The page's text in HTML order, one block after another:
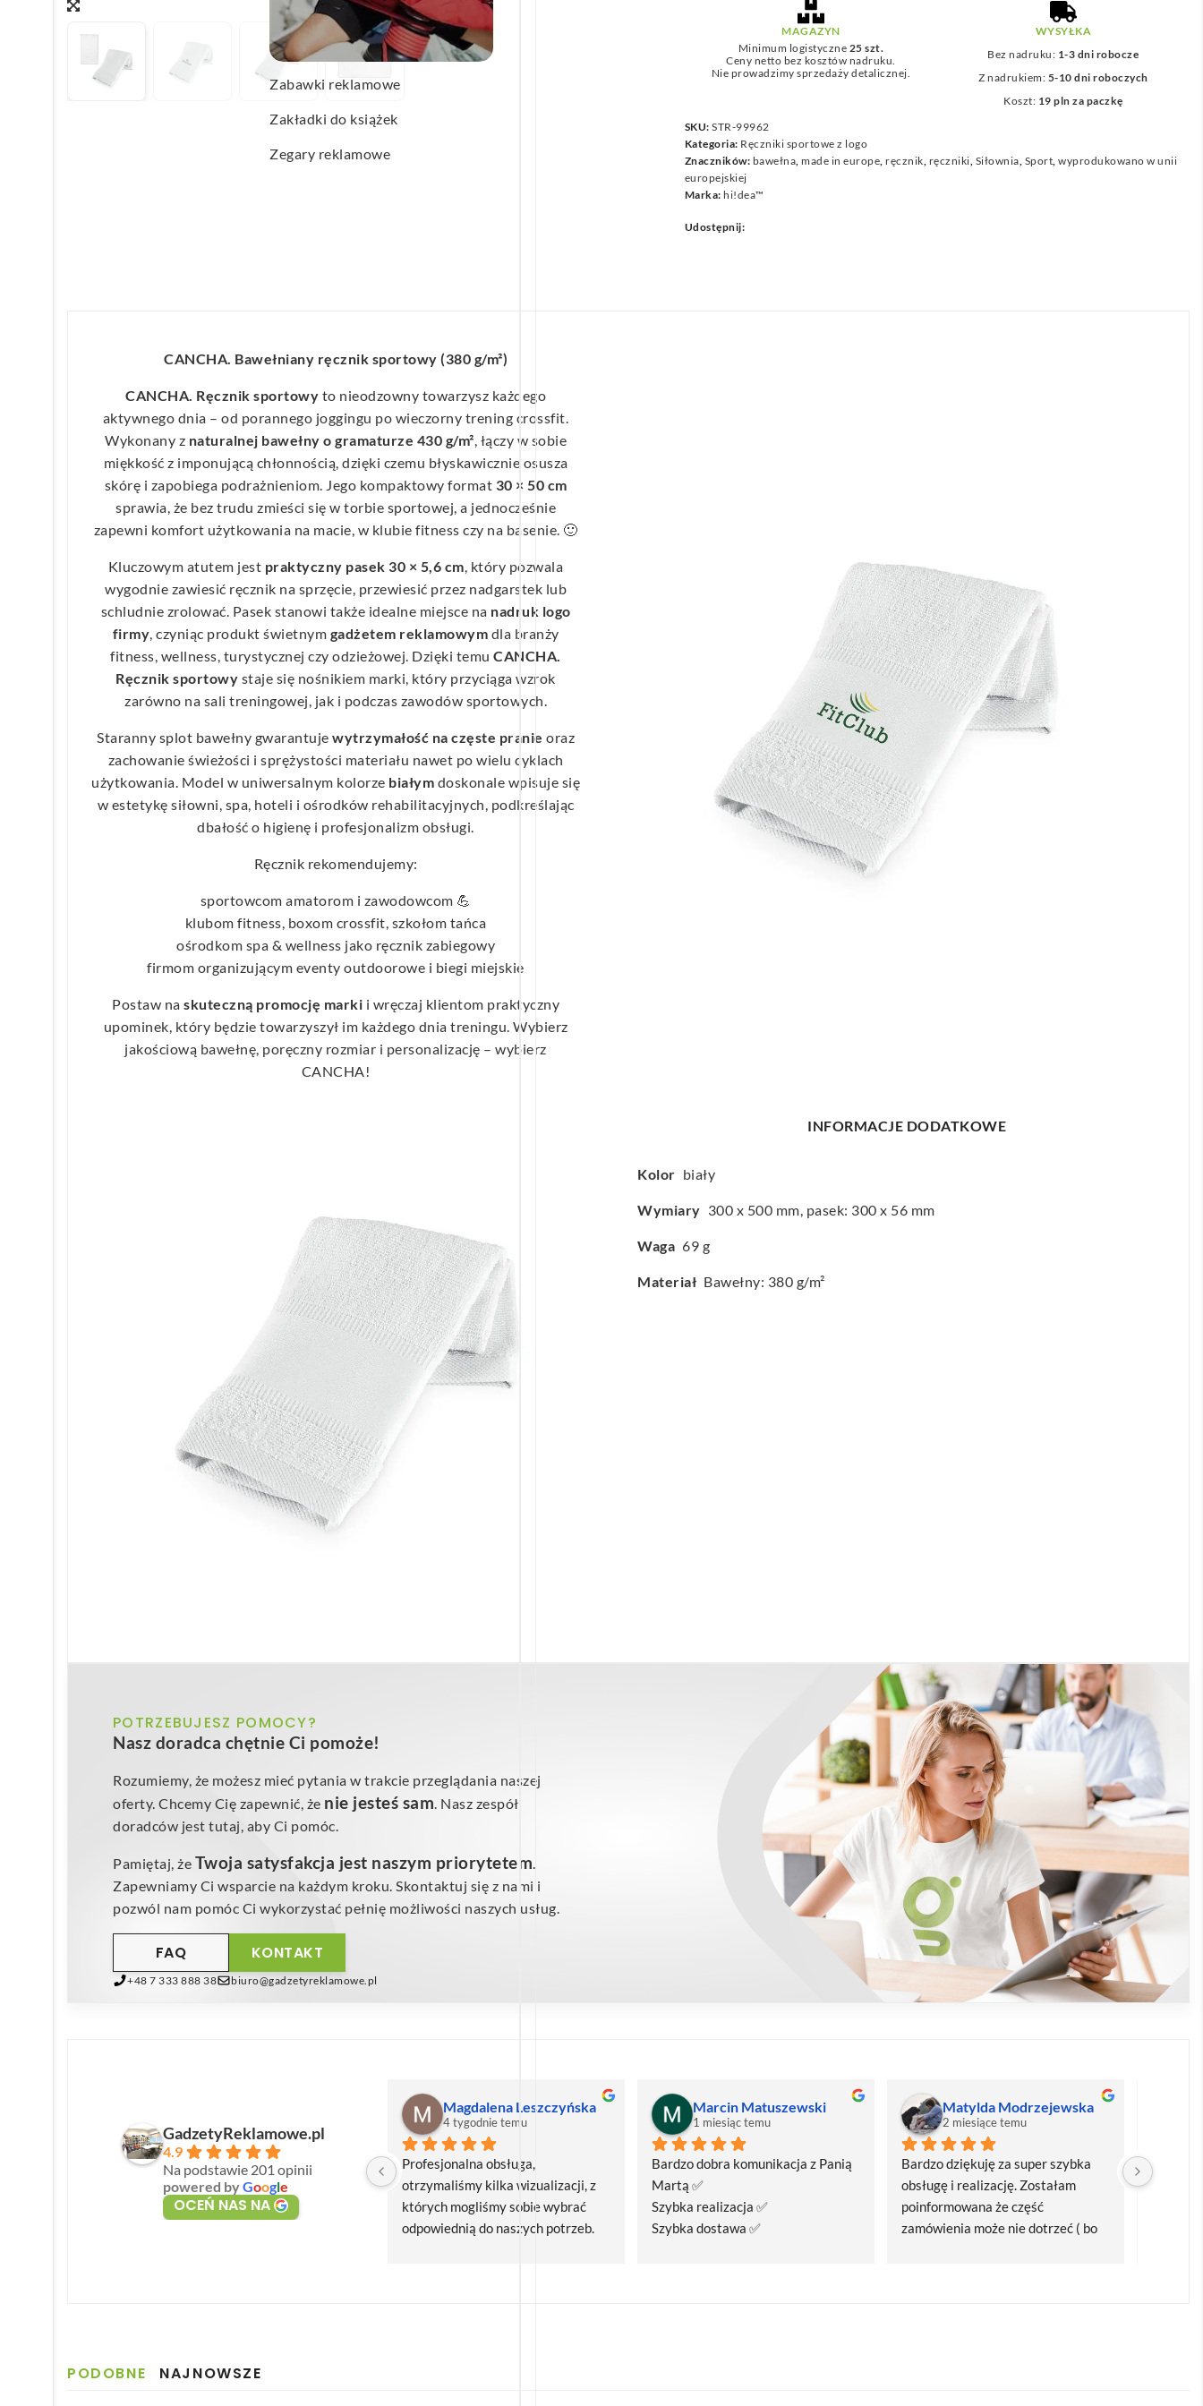
Wachlarze reklamowe
Wagi kuchenne
Zabawki reklamowe
Zakładki do książek
Zegary reklamowe
MAGAZYN
Minimum logistyczne 25 szt.
Ceny netto bez kosztów nadruku.
Nie prowadzimy sprzedaży detalicznej.
WYSYŁKA
Bez nadruku: 1-3 dni robocze
Z nadrukiem: 5-10 dni roboczych
Koszt: 19 pln za paczkę
SKU:STR-99962
Kategoria: Ręczniki sportowe z logo
Znaczników: bawełna ,made in europe ,ręcznik ręczniki Siłownia Sport ,wyprodukowano w unii
europejskiej
Marka:hi!dea™
Udostępnij:
CANCHA. Bawełniany ręcznik sportowy (380 g/m²)
CANCHA. Ręcznik sportowy to nieodzowny towarzysz każdego
aktywnego dnia – od porannego joggingu po wieczorny trening crossfit.
Wykonany z naturalnej bawełny o gramaturze 430 g/m², łączy w sobie
miękkość z imponującą chłonnością, dzięki czemu błyskawicznie osusza
skórę i zapobiega podrażnieniom. Jego kompaktowy format 30 × 50 cm
sprawia, że bez trudu zmieści się w torbie sportowej, a jednocześnie
zapewni komfort użytkowania na macie, w klubie fitness czy na basenie. 🙂
Kluczowym atutem jest praktyczny pasek 30 × 5,6 cm, który pozwala
wygodnie zawiesić ręcznik na sprzęcie, przewiesić przez nadgarstek lub
schludnie zrolować. Pasek stanowi także idealne miejsce na nadruk logo
firmy, czyniąc produkt świetnym gadżetem reklamowym dla branży
fitness, wellness, turystycznej czy odzieżowej. Dzięki temuCANCHA.
Ręcznik sportowy staje się nośnikiem marki, który przyciąga wzrok
zarówno na sali treningowej, jak i podczas zawodów sportowych.
Staranny splot bawełny gwarantuje wytrzymałość na częste pranie oraz
zachowanie świeżości i sprężystości materiału nawet po wielu cyklach
użytkowania. Model w uniwersalnym kolorze białym doskonale wpisuje się
w estetykę siłowni, spa, hoteli i ośrodków rehabilitacyjnych, podkreślając
dbałość o higienę i profesjonalizm obsługi.
Ręcznik rekomendujemy:
sportowcom amatorom i zawodowcom 💪
klubom fitness, boxom crossfit, szkołom tańca
ośrodkom spa & wellness jako ręcznik zabiegowy
firmom organizującym eventy outdoorowe i biegi miejskie
Postaw na skuteczną promocję marki i wręczaj klientom praktyczny
upominek, który będzie towarzyszył im każdego dnia treningu. Wybierz
jakościową bawełnę, poręczny rozmiar i personalizację – wybierz
CANCHA!
INFORMACJE DODATKOWE
Kolor biały
Wymiary 300 x 500 mm, pasek: 300 x 56 mm
Waga 69 g
Materiał Bawełny: 380 g/m²
POTRZEBUJESZ POMOCY?
Nasz doradca chętnie Ci pomoże!
Rozumiemy, że możesz mieć pytania w trakcie przeglądania naszej
oferty. Chcemy Cię zapewnić, że nie jesteś sam. Nasz zespół
doradców jest tutaj, aby Ci pomóc.
Pamiętaj, że Twoja satysfakcja jest naszym priorytetem.
Zapewniamy Ci wsparcie na każdym kroku. Skontaktuj się z nami i
pozwól nam pomóc Ci wykorzystać pełnię możliwości naszych usług.
KONTAKT
FAQ
+48 7 333 888 38 biuro@gadzetyreklamowe.pl
GadzetyReklamowe.pl
4.9
Na podstawie 201 opinii
powered byGoogle
OCEŃ NAS NA
Magdalena Leszczyńska
4 tygodnie temu
Profesjonalna obsługa,
otrzymaliśmy kilka wizualizacji, z
których mogliśmy sobie wybrać
odpowiednią do naszych potrzeb.
Marcin Matuszewski
1 miesiąc temu
Bardzo dobra komunikacja z Panią
Martą ✅
Szybka realizacja ✅
Szybka dostawa ✅
Matylda Modrzejewska
2 miesiące temu
Bardzo dziękuję za super szybka
obsługę i realizację. Zostałam
poinformowana że część
zamówienia może nie dotrzeć ( bo
Bardzo
PODOBNE NAJNOWSZE